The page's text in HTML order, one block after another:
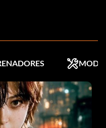
MODS